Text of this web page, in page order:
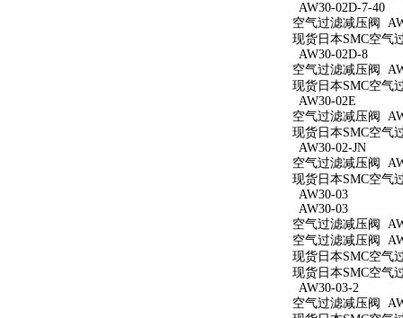
AW30-02D-7-40
空气过滤减压阀
现货日本SMC空气
AW30-02D-8
空气过滤减压阀
现货日本SMC空气
AW30-02E
空气过滤减压阀
现货日本SMC空气
AW30-02-JN
空气过滤减压阀
现货日本SMC空气
AW30-03
AW30-03
空气过滤减压阀
空气过滤减压阀
现货日本SMC空气
现货日本SMC空气
AW30-03-2
空气过滤减压阀